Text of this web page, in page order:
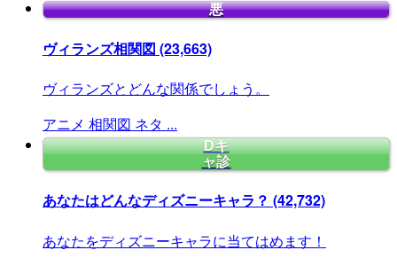
悪
ヴィランズ相関図 (23,663)
ヴィランズとどんな関係でしょう。
アニメ 相関図 ネタ ...
Dキ
ャ診
あなたはどんなディズニーキャラ？ (42,732)
あなたをディズニーキャラに当てはめます！